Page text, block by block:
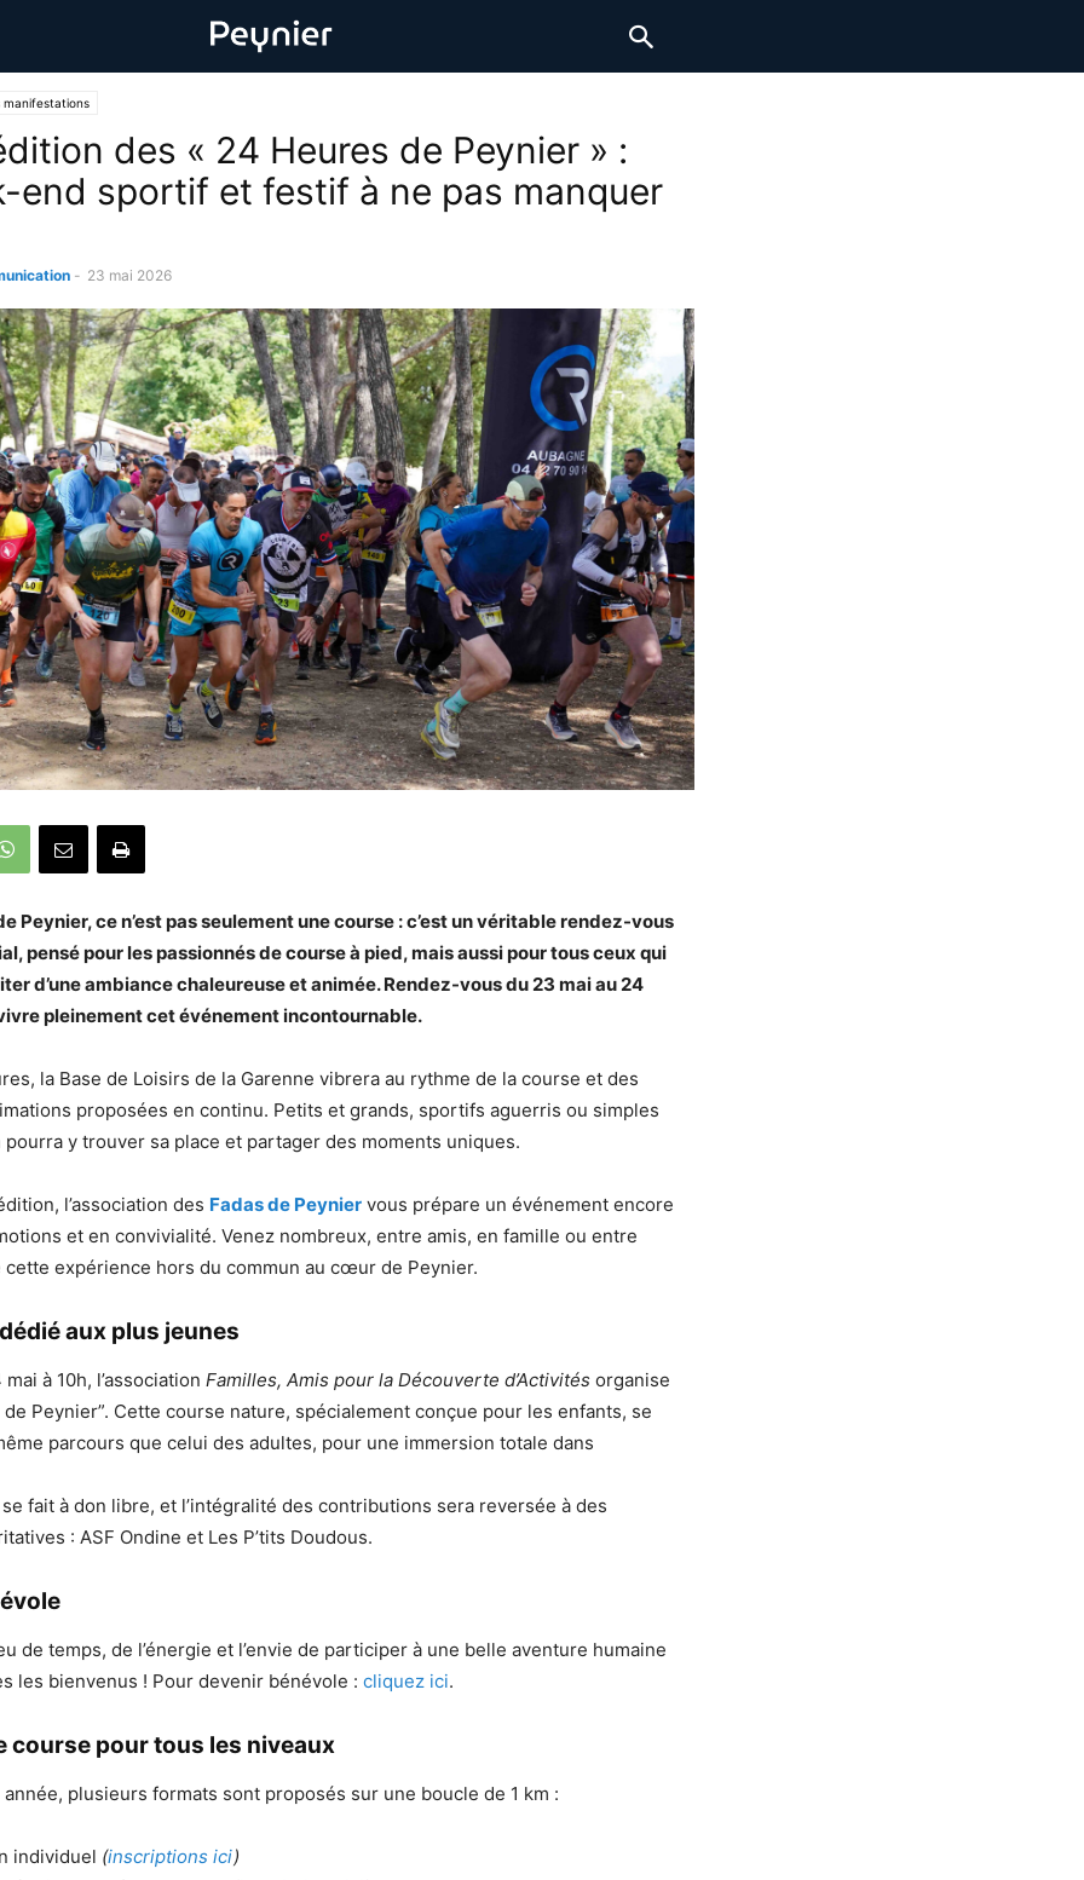
manifestations
des « 24 Heures de Peynier » :
end sportif et festif à ne pas manquer
- 23 mai 2026
Peynier, ce n’est pas seulement une course : c’est un véritable rendez-vous
pensé pour les passionnés de course à pied, mais aussi pour tous ceux qui
d’une ambiance chaleureuse et animée. Rendez-vous du 23 mai au 24
pleinement cet événement incontournable.
la Base de Loisirs de la Garenne vibrera au rythme de la course et des
proposées en continu. Petits et grands, sportifs aguerris ou simples
y trouver sa place et partager des moments uniques.
l’association des Fadas de Peynier vous prépare un événement encore
et en convivialité. Venez nombreux, entre amis, en famille ou entre
expérience hors du commun au cœur de Peynier.
aux plus jeunes
à 10h, l’association Familles, Amis pour la Découverte d’Activités organise
Peynier”. Cette course nature, spécialement conçue pour les enfants, se
parcours que celui des adultes, pour une immersion totale dans
fait à don libre, et l’intégralité des contributions sera reversée à des
: ASF Ondine et Les P’tits Doudous.
de temps, de l’énergie et l’envie de participer à une belle aventure humaine
les bienvenus ! Pour devenir bénévole : cliquez ici.
course pour tous les niveaux
année, plusieurs formats sont proposés sur une boucle de 1 km :
individuel (inscriptions ici)